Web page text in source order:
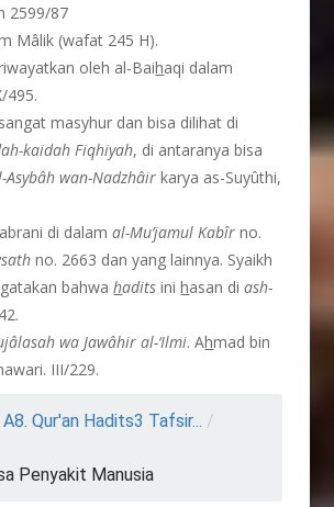
2599/87
Mâlik (wafat 245 H).
oleh al-Baihaqi dalam
495.
masyhur dan bisa dilihat di
kaidah Fiqhiyah, di antaranya bisa
Asybâh wan-Nadzhâir karya as-Suyûthi,
di dalamal-Mu’jamul Kabîr no.
no. 2663 dan yang lainnya. Syaikh
bahwahadits inihasan diash-
wa Jawâhir al-‘Ilmi. Ahmad bin
III/229.
A8. Qur'an Hadits3 Tafsir... /
Penyakit Manusia